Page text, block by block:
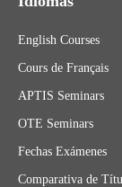
English Courses
Cours de Français
APTIS Seminars
OTE Seminars
Fechas Exámenes
Comparativa de